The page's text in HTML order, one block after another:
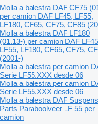
Molla a balestra DAF CF75
per camion DAF LF45, LF55,
LF180, CF65, CF75, CF85
Molla a balestra DAF LF180
(01.13-) per camion DAF
LF55, LF180, CF65, CF75,
(2001-)
Molla a balestra per camion
Serie LF55.XXX desde 06
Molla a balestra per camion
Serie LF55.XXX desde 06
Molla a balestra DAF
Parts Paraboolveer LF 55 per
camion